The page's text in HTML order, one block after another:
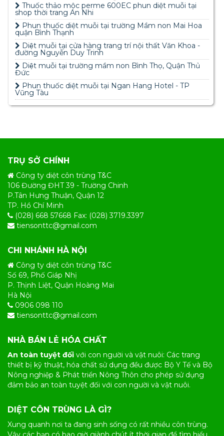
Thuốc thảo mộc perme 600EC phun diệt muỗi tại
shop thời trang An Nhi
Phun thuốc diệt muỗi tại trường Mầm non Mai Hoa
quận Bình Thạnh
Diệt muỗi tại cửa hàng trang trí nội thất Văn Khoa -
đường Nguyễn Duy Trinh
Diệt muỗi tại trường mầm non Bình Thọ, Quận Thủ
Đức
Phun thuốc diệt muỗi tại Ngan Hang Hotel - TP
Vũng Tàu
TRỤ SỞ CHÍNH
Công ty diệt côn trùng T&C
106 Đường ĐHT 39 - Trường Chinh
P.Tân Hưng Thuận, Quận 12
TP. Hồ Chí Minh
(028) 668 57668 Fax: (028) 3719.3397
tiensonttc@gmail.com
CHI NHÁNH HÀ NỘI
Công ty diệt côn trùng T&C
Số 69, Phố Giáp Nhị
P. Thịnh Liệt, Quận Hoàng Mai
Hà Nội
0906 098 110
tiensonttc@gmail.com
NHÀ BÁN LẺ HÓA CHẤT
An toàn tuyệt đối với con người và vật nuôi: Các trang
thiết bị kỹ thuật, hóa chất sử dụng đều được Bộ Y Tế và Bộ
Nông nghiệp & Phát triển Nông Thôn cho phép sử dụng
đảm bảo an toàn tuyệt đối với con người và vật nuôi.
DIỆT CÔN TRÙNG LÀ GÌ?
Xung quanh nơi ta đang sinh sống có rất nhiều côn trùng.